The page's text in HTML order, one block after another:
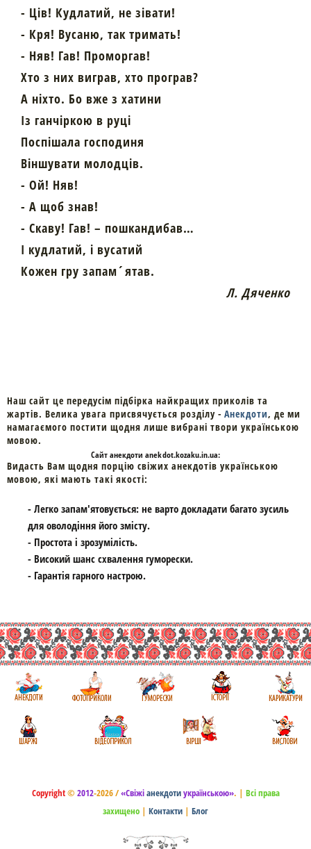
- Ців! Кудлатий, не зівати!
- Кря! Вусаню, так тримать!
- Няв! Гав! Проморгав!
Хто з них виграв, хто програв?
А ніхто. Бо вже з хатини
Із ганчіркою в руці
Поспішала господиня
Віншувати молодців.
- Ой! Няв!
- А щоб знав!
- Скаву! Гав! – пошкандибав…
І кудлатий, і вусатий
Кожен гру запам´ятав.
Л. Дяченко
Наш сайт це передусім підбірка найкращих приколів та
жартів. Велика увага присвячується розділу - Анекдоти, де ми
намагаємого постити щодня лише вибрані твори українською
мовою.
Cайтанекдоти anekdot.kozaku.in.ua:
Видасть Вам щодня порцію свіжих анекдотів українською
мовою, які мають такі якості:
- Легко запам'ятовується: не варто докладати багато зусиль
для оволодіння його змісту.
- Простота і зрозумілість.
- Високий шанс схвалення гуморески.
- Гарантія гарного настрою.
Copyright© 2012-2026 /«Свіжіанекдотиукраїнською». | Всі права
захищено | Контакти | Блог